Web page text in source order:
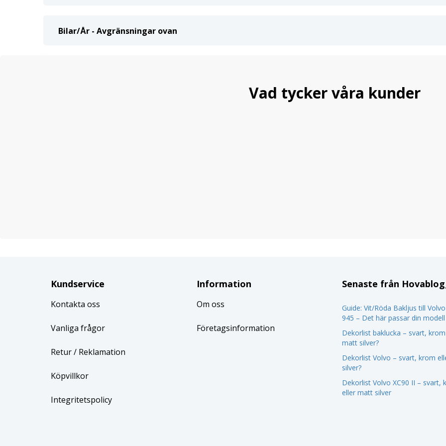
Bilar/År - Avgränsningar ovan
Vad tycker våra kunder
Kundservice
Kontakta oss
Vanliga frågor
Retur/ Reklamation
Köpvillkor
Integritetspolicy
Information
Om oss
Företagsinformation
Senaste från
Guide: Vit/Röda Bakljus till
945 – Det här passar din modell
Dekorlist baklucka – svart,
matt silver?
Dekorlist Volvo – svart, krom
silver?
Dekorlist Volvo XC90 II – svart,
eller matt silver